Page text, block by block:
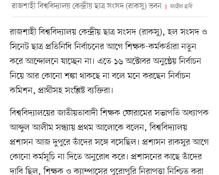
রাজশাহী বিশ্ববিদ্যালয় কেন্দ্রীয় ছাত্র সংসদ (রাকসু) ভবন ফাইল ছবি
রাজশাহী বিশ্ববিদ্যালয় কেন্দ্রীয় ছাত্র সংসদ (রাকসু), হল সংসদ ও
সিনেট ছাত্র প্রতিনিধি নির্বাচনের আগে শিক্ষক-কর্মকর্তারা নতুন
করে আন্দোলনে যাচ্ছেন না। এতে ১৬ অক্টোবর অনুষ্ঠেয় নির্বাচন
নিয়ে আর কোনো শঙ্কা থাকছে না বলে মনে করছেন নির্বাচন
কমিশন, প্রার্থীসহ সংশ্লিষ্ট ব্যক্তিরা।
বিশ্ববিদ্যালয়ের জাতীয়তাবাদী শিক্ষক ফোরামের সভাপতি অধ্যাপক
আব্দুল আলীম সন্ধ্যায় প্রথম আলোকে বলেন, বিশ্ববিদ্যালয়
প্রশাসন আজ দুপুরে তাঁদের সঙ্গে বসেছিল। প্রশাসন রাকসুর আগে
কোনো কর্মসূচি না দিতে অনুরোধ করে। প্রশাসনের কাছে তাঁদের
দাবি ছিল, শিক্ষক ও ক্যাম্পাসের পুরোপুরি নিরাপত্তা নিশ্চিত করা